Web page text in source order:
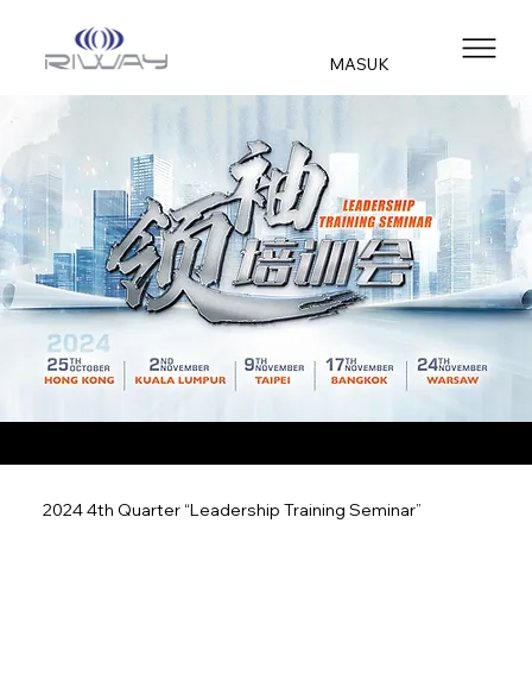
MASUK
2024 4th Quarter “Leadership Training Seminar”